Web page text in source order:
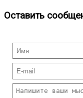
Оставить